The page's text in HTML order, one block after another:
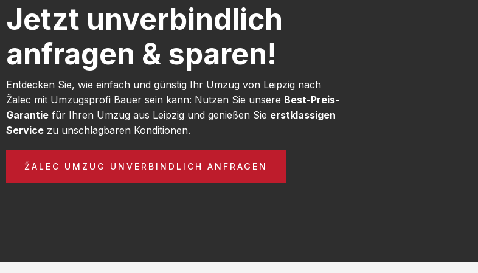
Jetzt unverbindlich
anfragen & sparen!
Entdecken Sie, wie einfach und günstig Ihr Umzug von Leipzig nach
Žalec mit Umzugsprofi Bauer sein kann: Nutzen Sie unsere Best-Preis-
Garantie für Ihren Umzug aus Leipzig und genießen Sie erstklassigen
Service zu unschlagbaren Konditionen.
ŽALEC UMZUG UNVERBINDLICH ANFRAGEN